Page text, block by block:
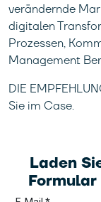
verändernde
digitalen
Prozessen,
Management
DIE
Sie im Case.
Laden